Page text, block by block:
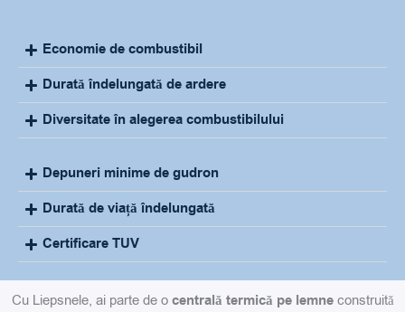
Economie de combustibil
Durată îndelungată de ardere
Diversitate în alegerea combustibilului
Depuneri minime de gudron
Durată de viață îndelungată
Certificare TUV
Cu Liepsnele, ai parte de o centrală termică pe lemneconstruită